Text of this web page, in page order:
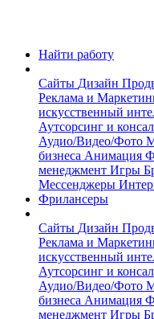
Найти работу
Сайты Дизайн
Реклама и
искусственный
Аутсорсинг и
Аудио/Видео/Фото
бизнеса Анимация
менеджмент Игры
Мессенджеры
Фрилансеры
Сайты Дизайн
Реклама и
искусственный
Аутсорсинг и
Аудио/Видео/Фото
бизнеса Анимация
менеджмент Игры